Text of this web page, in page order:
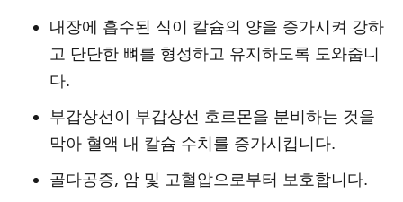
내장에 흡수된 식이 칼슘의 양을 증가시켜 강하
고 단단한 뼈를 형성하고 유지하도록 도와줍니
다.
부갑상선이 부갑상선 호르몬을 분비하는 것을
막아 혈액 내 칼슘 수치를 증가시킵니다.
골다공증, 암 및 고혈압으로부터 보호합니다.